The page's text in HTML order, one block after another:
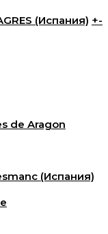
(Испания) +-
de Aragon
(Испания)